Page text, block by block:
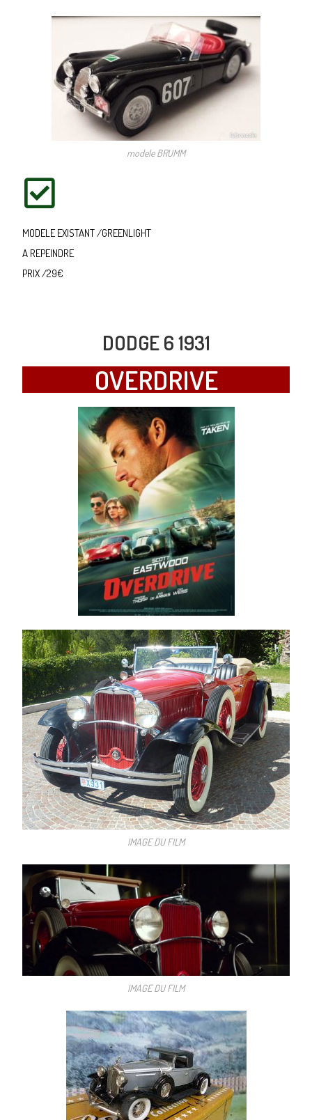
modele BRUMM
MODELE EXISTANT /GREENLIGHT
A REPEINDRE
PRIX /29€
DODGE 6 1931
OVERDRIVE
IMAGE DU FILM
IMAGE DU FILM